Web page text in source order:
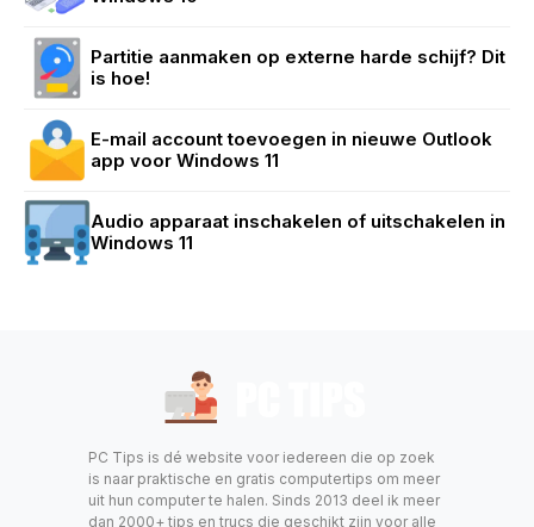
Partitie aanmaken op externe harde schijf? Dit
is hoe!
E-mail account toevoegen in nieuwe Outlook
app voor Windows 11
Audio apparaat inschakelen of uitschakelen in
Windows 11
PC Tips is dé website voor iedereen die op zoek
is naar praktische en gratis computertips om meer
uit hun computer te halen. Sinds 2013 deel ik meer
dan 2000+ tips en trucs die geschikt zijn voor alle